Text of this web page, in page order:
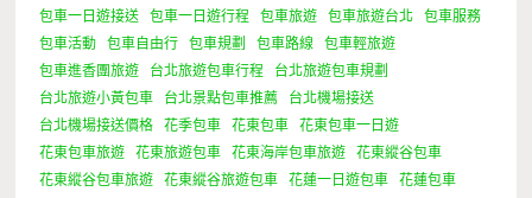
包車一日遊接送
包車一日遊行程 包車旅遊 包車旅遊台北
包車服務
包車活動
包車自由行 包車規劃 包車路線
包車輕旅遊
包車進香團旅遊
台北旅遊包車行程
台北旅遊包車規劃
台北旅遊小黃包車
台北景點包車推薦
台北機場接送
台北機場接送價格
花季包車 花東包車
花東包車一日遊
花東包車旅遊
花東旅遊包車 花東海岸包車旅遊
花東縱谷包車
花東縱谷包車旅遊
花東縱谷旅遊包車 花蓮一日遊包車
花蓮包車